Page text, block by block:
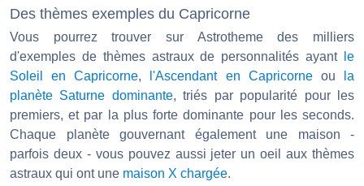
Des thèmes exemples du Capricorne
Vous pourrez trouver sur Astrotheme des milliers
d'exemples de thèmes astraux de personnalités ayant
le
Soleil en Capricorne, l'Ascendant en Capricorneou
la
planète Saturne dominante, triés par popularité pour les
premiers, et par la plus forte dominante pour les seconds.
Chaque planète gouvernant également une maison -
parfois deux - vous pouvez aussi jeter un oeil aux thèmes
astraux qui ont une maison X chargée.